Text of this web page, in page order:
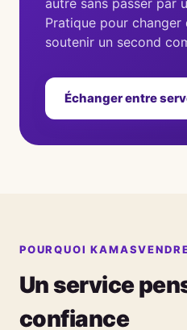
Pratique pour changer
soutenir un second
Échanger entre
POURQUOI
Un service
confiance